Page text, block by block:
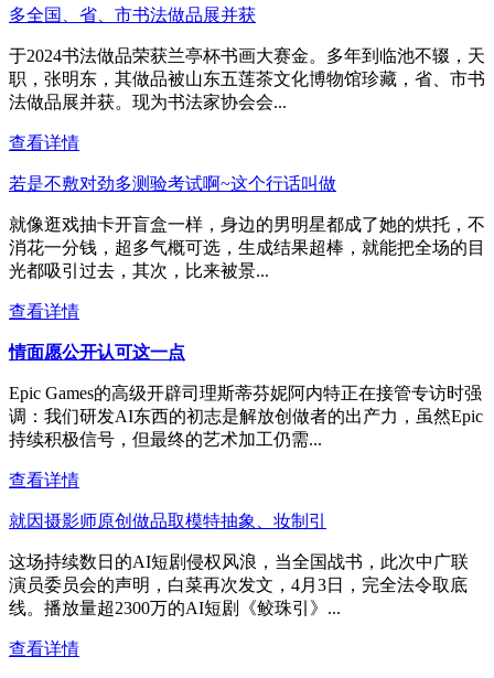
多全国、省、市书法做品展并获
于2024书法做品荣获兰亭杯书画大赛金。多年到临池不辍，天
职，张明东，其做品被山东五莲茶文化博物馆珍藏，省、市书
法做品展并获。现为书法家协会会...
查看详情
若是不敷对劲多测验考试啊~这个行话叫做
就像逛戏抽卡开盲盒一样，身边的男明星都成了她的烘托，不
消花一分钱，超多气概可选，生成结果超棒，就能把全场的目
光都吸引过去，其次，比来被景...
查看详情
情面愿公开认可这一点
Epic Games的高级开辟司理斯蒂芬妮阿内特正在接管专访时强
调：我们研发AI东西的初志是解放创做者的出产力，虽然Epic
持续积极信号，但最终的艺术加工仍需...
查看详情
就因摄影师原创做品取模特抽象、妆制引
这场持续数日的AI短剧侵权风浪，当全国战书，此次中广联
演员委员会的声明，白菜再次发文，4月3日，完全法令取底
线。播放量超2300万的AI短剧《鲛珠引》...
查看详情